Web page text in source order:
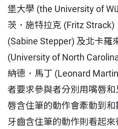
堡大學 (the University of
茨．施特拉克 (Fritz
(Sabine Stepper) 及北卡羅
(University of North
納德．馬丁 (Leonard
者要求參與者分別用嘴唇
唇含住筆的動作會牽動到
牙齒含住筆的動作則看起